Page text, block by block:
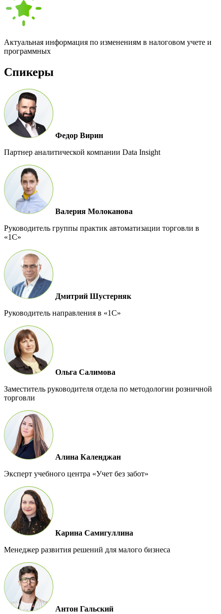
Актуальная информация по изменениям в налоговом учете и
программных
Спикеры
Федор Вирин
Партнер аналитической компании Data Insight
Валерия Молоканова
Руководитель группы практик автоматизации торговли в
«1С»
Дмитрий Шустерняк
Руководитель направления в «1С»
Ольга Салимова
Заместитель руководителя отдела по методологии розничной
торговли
Алина Календжан
Эксперт учебного центра «Учет без забот»
Карина Самигуллина
Менеджер развития решений для малого бизнеса
Антон Гальский